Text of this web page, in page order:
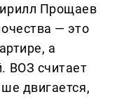
Прощаев
— это
а
ВОЗ считает
двигается,